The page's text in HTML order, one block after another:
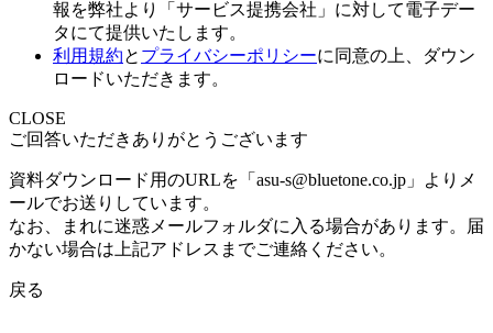
報を弊社より「サービス提携会社」に対して電子デー
タにて提供いたします。
利用規約と プライバシーポリシーに同意の上、ダウン
ロードいただきます。
CLOSE
ご回答いただきありがとうございます
資料ダウンロード用のURLを「asu-s@bluetone.co.jp」よりメ
ールでお送りしています。
なお、まれに迷惑メールフォルダに入る場合があります。届
かない場合は上記アドレスまでご連絡ください。
戻る